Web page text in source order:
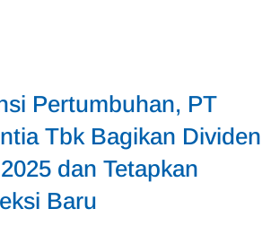
Pertumbuhan, PT
Tbk Bagikan Dividen
dan Tetapkan
Baru